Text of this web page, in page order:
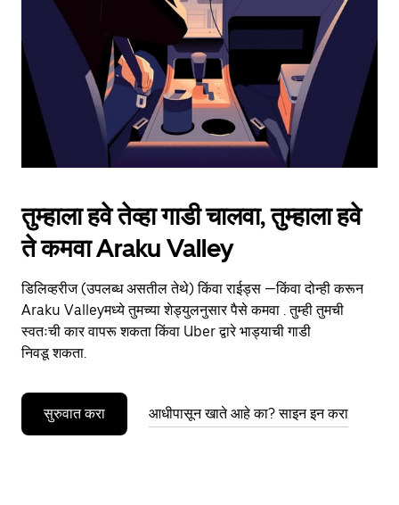
the
calendar.
तुम्हाला हवे तेव्हा गाडी चालवा, तुम्हाला हवे
ते कमवा Araku Valley
डिलिव्हरीज (उपलब्ध असतील तेथे) किंवा राईड्स —किंवा दोन्ही करून
Araku Valleyमध्ये तुमच्या शेड्युलनुसार पैसे कमवा . तुम्ही तुमची
स्वतःची कार वापरू शकता किंवा Uber द्वारे भाड्याची गाडी
निवडू शकता.
सुरुवात करा आधीपासून खाते आहे का? साइन इन करा